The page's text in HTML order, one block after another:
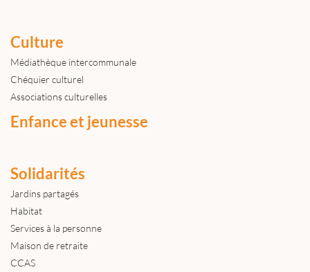
Culture
Médiathèque intercommunale
Chéquier culturel
Associations culturelles
Enfance et jeunesse
Solidarités
Jardins partagés
Habitat
Services à la personne
Maison de retraite
CCAS